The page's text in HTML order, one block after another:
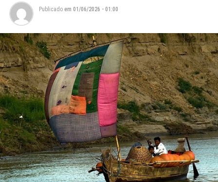
Publicado em 01/06/2026 - 01:00